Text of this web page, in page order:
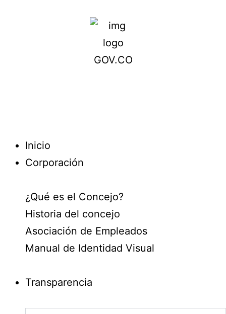
Inicio
Corporación
¿Qué es el Concejo?
Historia del concejo
Asociación de Empleados
Manual de Identidad Visual
Transparencia